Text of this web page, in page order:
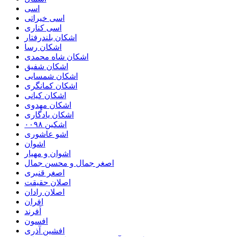
اسی
اسی خیراتی
اسی کناری
اشکان بلندرفتار
اشکان رسا
اشکان شاه محمدی
اشکان شفیق
اشکان شمسایی
اشکان‌ کمانگری
اشکان کیانی
اشکان مهدوی
اشکان یادگاری
اشکین ۰۰۹۸
اشو عاشوری
اشوان
اشوان و مهیار
اصغر جمال و محسن جمال
اصغر قنبری
اصلان حقیقت
اصلان رادان
افران
اَفرند
افسون
افشین آذری